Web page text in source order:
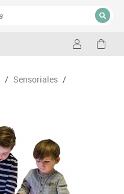
CERRAR
/ Sensoriales /